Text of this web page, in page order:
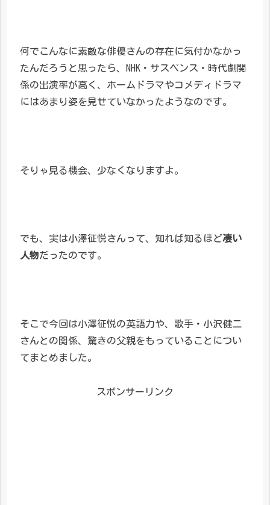
何でこんなに素敵な俳優さんの存在に気付かなかっ
たんだろうと思ったら、NHK・サスペンス・時代劇関
係の出演率が高く、ホームドラマやコメディドラマ
にはあまり姿を見せていなかったようなのです。
そりゃ見る機会、少なくなりますよ。
でも、実は小澤征悦さんって、知れば知るほど凄い
人物だったのです。
そこで今回は小澤征悦の英語力や、歌手・小沢健二
さんとの関係、驚きの父親をもっていることについ
てまとめました。
スポンサーリンク